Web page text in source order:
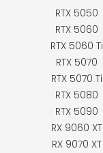
RTX 5050
RTX 5060
RTX 5060 Ti
RTX 5070
RTX 5070 Ti
RTX 5080
RTX 5090
RX 9060 XT
RX 9070 XT